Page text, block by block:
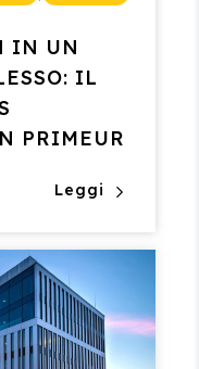
IN UN
IL
PRIMEUR
Leggi